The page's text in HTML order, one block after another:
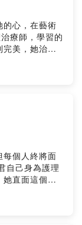
心，在藝術
療師，學習的
美，她治療
--Hosting
個人終將面
自己身為護理
直面這個問
充足的狀況